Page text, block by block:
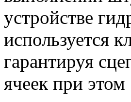
устройстве
используется
гарантируя
ячеек при